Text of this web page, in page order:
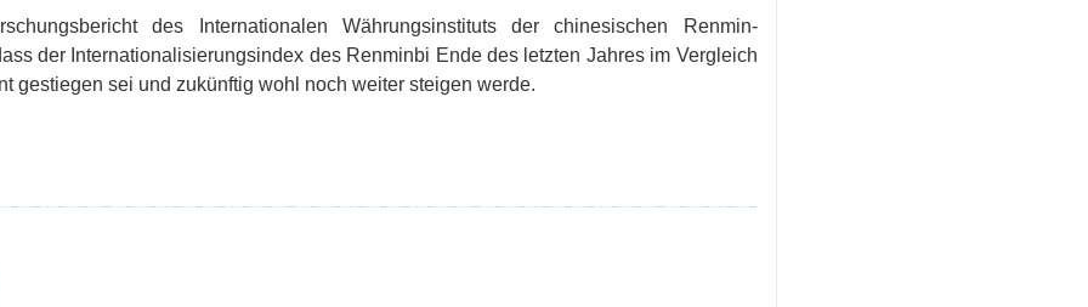
des Internationalen Währungsinstituts der chinesischen Renmin-
der Internationalisierungsindex des Renminbi Ende des letzten Jahres im Vergleich
gestiegen sei und zukünftig wohl noch weiter steigen werde.